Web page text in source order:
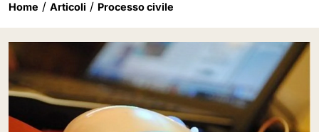
Home Articoli Processo civile